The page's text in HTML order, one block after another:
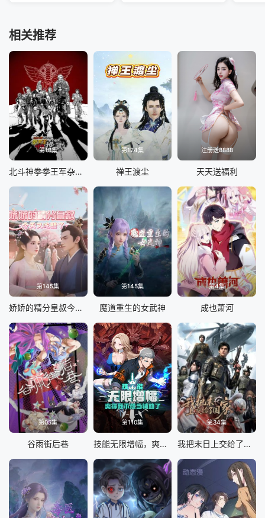
相关推荐
第18集
北斗神拳拳王军杂兵们的挽歌
第124集
禅王渡尘
注册送8888
天天送福利
第145集
娇娇的精分皇叔今天又吃醋了
第145集
魔道重生的女武神
第4集
成也萧河
第05集
谷雨街后巷
第110集
技能无限增幅，爽得我不想当辅助了！动态漫画
第34集
我把末日上交给了国家